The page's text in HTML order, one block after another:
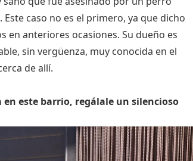
caso no es el primero, ya que dicho
en anteriores ocasiones. Su dueño es
sin vergüenza, muy conocida en el
de allí.
este barrio, regálale un silencioso